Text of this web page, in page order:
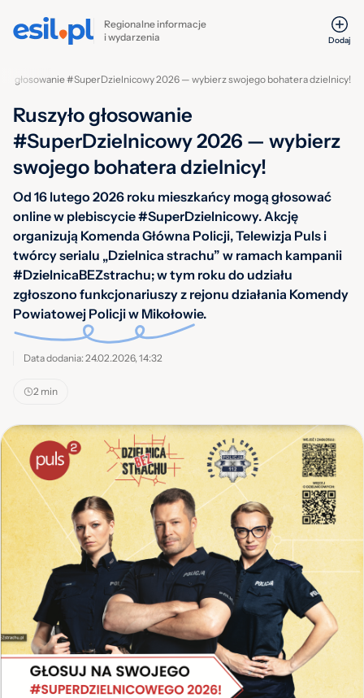
Regionalne informacje
i wydarzenia
Dodaj
głosowanie #SuperDzielnicowy 2026 — wybierz swojego bohatera dzielnicy!
Ruszyło głosowanie
#SuperDzielnicowy 2026 — wybierz
swojego bohatera dzielnicy!
Od 16 lutego 2026 roku mieszkańcy mogą głosować
online w plebiscycie #SuperDzielnicowy. Akcję
organizują Komenda Główna Policji, Telewizja Puls i
twórcy serialu „Dzielnica strachu” w ramach kampanii
#DzielnicaBEZstrachu; w tym roku do udziału
zgłoszono funkcjonariuszy z rejonu działania Komendy
Powiatowej Policji w Mikołowie.
Data dodania: 24.02.2026, 14:32
2 min